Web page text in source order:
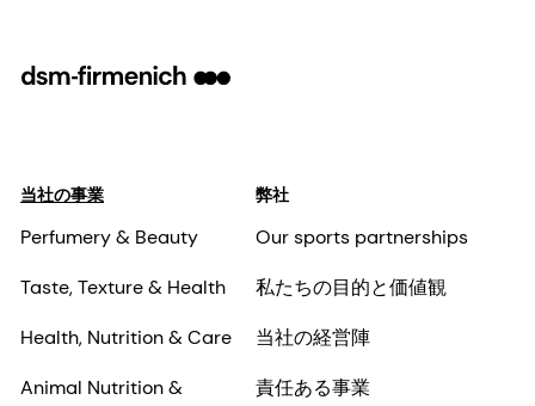
当社の事業
Perfumery & Beauty
Taste, Texture & Health
Health, Nutrition & Care
Animal Nutrition &
弊社
Our sports partnerships
私たちの目的と価値観
当社の経営陣
責任ある事業